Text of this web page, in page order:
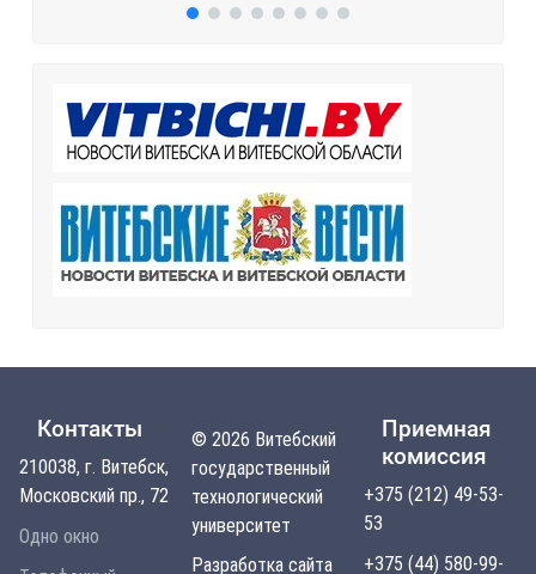
Контакты
210038, г. Витебск,
Московский пр., 72
Одно окно
© 2026 Витебский
государственный
технологический
университет
Разработка сайта
Приемная
комиссия
+375 (212) 49-53-
53
+375 (44) 580-99-